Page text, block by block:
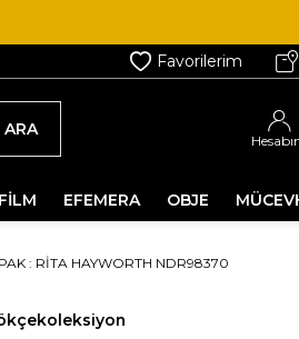
Favorilerim
ARA
EFEMERA OBJE
: RITA HAYWORTH NDR98370